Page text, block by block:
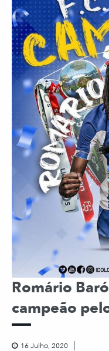
Romário
campeão
16 Julho, 2020